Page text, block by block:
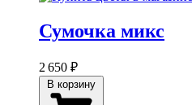
Сумочка микс
2 650 ₽